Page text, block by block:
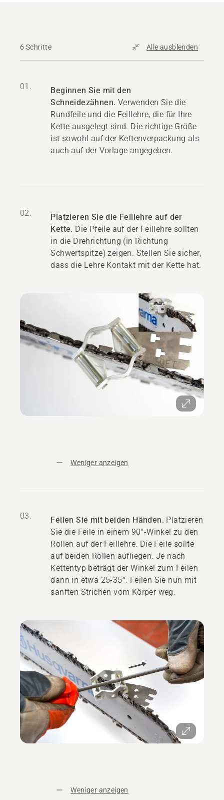
6 Schritte Alle ausblenden
01.
Beginnen Sie mit den
Schneidezähnen. Verwenden Sie die
Rundfeile und die Feillehre, die für Ihre
Kette ausgelegt sind. Die richtige Größe
ist sowohl auf der Kettenverpackung als
auch auf der Vorlage angegeben.
02.
Platzieren Sie die Feillehre auf der
Kette. Die Pfeile auf der Feillehre sollten
in die Drehrichtung (in Richtung
Schwertspitze) zeigen. Stellen Sie sicher,
dass die Lehre Kontakt mit der Kette hat.
Weniger anzeigen
03. Feilen Sie mit beiden Händen. Platzieren
Sie die Feile in einem 90°-Winkel zu den
Rollen auf der Feillehre. Die Feile sollte
auf beiden Rollen aufliegen. Je nach
Kettentyp beträgt der Winkel zum Feilen
dann in etwa 25-35°. Feilen Sie nun mit
sanften Strichen vom Körper weg.
Weniger anzeigen